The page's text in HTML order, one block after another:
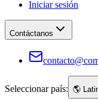
Iniciar sesión
Contáctanos
Seleccionar país: 🌎